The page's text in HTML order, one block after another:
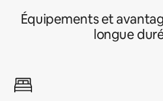
Équipements et
longue